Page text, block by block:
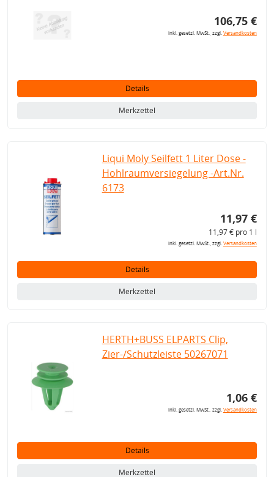
106,75 €
inkl. gesetzl. MwSt., zzgl.Versandkosten
Details
Merkzettel
Liqui Moly Seilfett 1 Liter Dose -
Hohlraumversiegelung -Art.Nr.
6173
11,97 €
11,97 € pro 1 l
inkl. gesetzl. MwSt., zzgl.Versandkosten
Details
Merkzettel
HERTH+BUSS ELPARTS Clip,
Zier-/Schutzleiste 50267071
1,06 €
inkl. gesetzl. MwSt., zzgl.Versandkosten
Details
Merkzettel